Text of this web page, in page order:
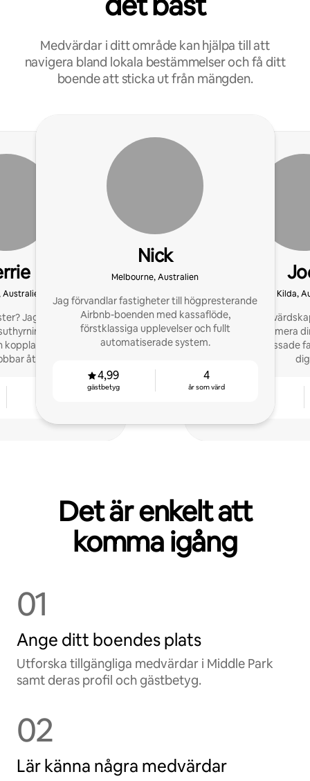
Medvärdar i ditt område kan hjälpa till att
navigera bland lokala bestämmelser och få ditt
boende att sticka ut från mängden.
Jag är Airbnbs
och tar hand
koppla av medan ditt
åt dig!
Nick
Melbourne, Australien
Jag förvandlar fastigheter till högpresterande
Airbnb-boenden med kassaflöde,
förstklassiga upplevelser och fullt
automatiserade system.
4,99
gästbetyg
4
år som värd
St Kilda,
Professionellt
tjänster. Maximera
genom AI-anpassade
Det är enkelt att
komma igång
01
Ange ditt boendes plats
Utforska tillgängliga medvärdar i Middle Park
samt deras profil och gästbetyg.
02
Lär känna några medvärdar